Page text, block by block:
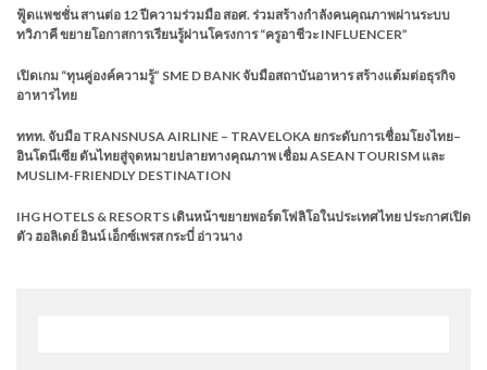
ฟู้ดแพชชั่น สานต่อ 12 ปีความร่วมมือ สอศ. ร่วมสร้างกำลังคนคุณภาพผ่านระบบ
ทวิภาคี ขยายโอกาสการเรียนรู้ผ่านโครงการ “ครูอาชีวะ INFLUENCER”
เปิดเกม “ทุนคู่องค์ความรู้” SME D BANK จับมือสถาบันอาหาร สร้างแต้มต่อธุรกิจ
อาหารไทย
ททท. จับมือ TRANSNUSA AIRLINE – TRAVELOKA ยกระดับการเชื่อมโยงไทย–
อินโดนีเซีย ดันไทยสู่จุดหมายปลายทางคุณภาพ เชื่อม ASEAN TOURISM และ
MUSLIM-FRIENDLY DESTINATION
IHG HOTELS & RESORTS เดินหน้าขยายพอร์ตโฟลิโอในประเทศไทย ประกาศเปิด
ตัว ฮอลิเดย์ อินน์ เอ็กซ์เพรส กระบี่ อ่าวนาง